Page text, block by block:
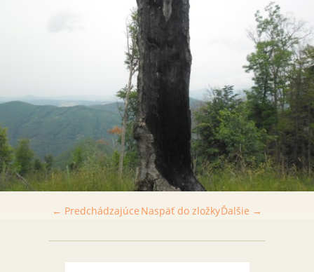
← Predchádzajúce Ďalšie →
Naspäť do zložky